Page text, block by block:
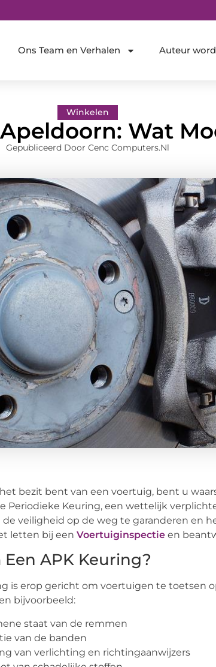
Ons Team en Verhalen Auteur
Winkelen
Wat
Gepubliceerd Door Cenc Computers.nl
bezit bent van een voertuig, bent u
Periodieke Keuring, een wettelijk
veiligheid op de weg te garanderen en
letten bij een Voertuiginspectie en
APK Keuring?
is erop gericht om voertuigen te toetsen
bijvoorbeeld:
staat van de remmen
van de banden
van verlichting en richtingaanwijzers